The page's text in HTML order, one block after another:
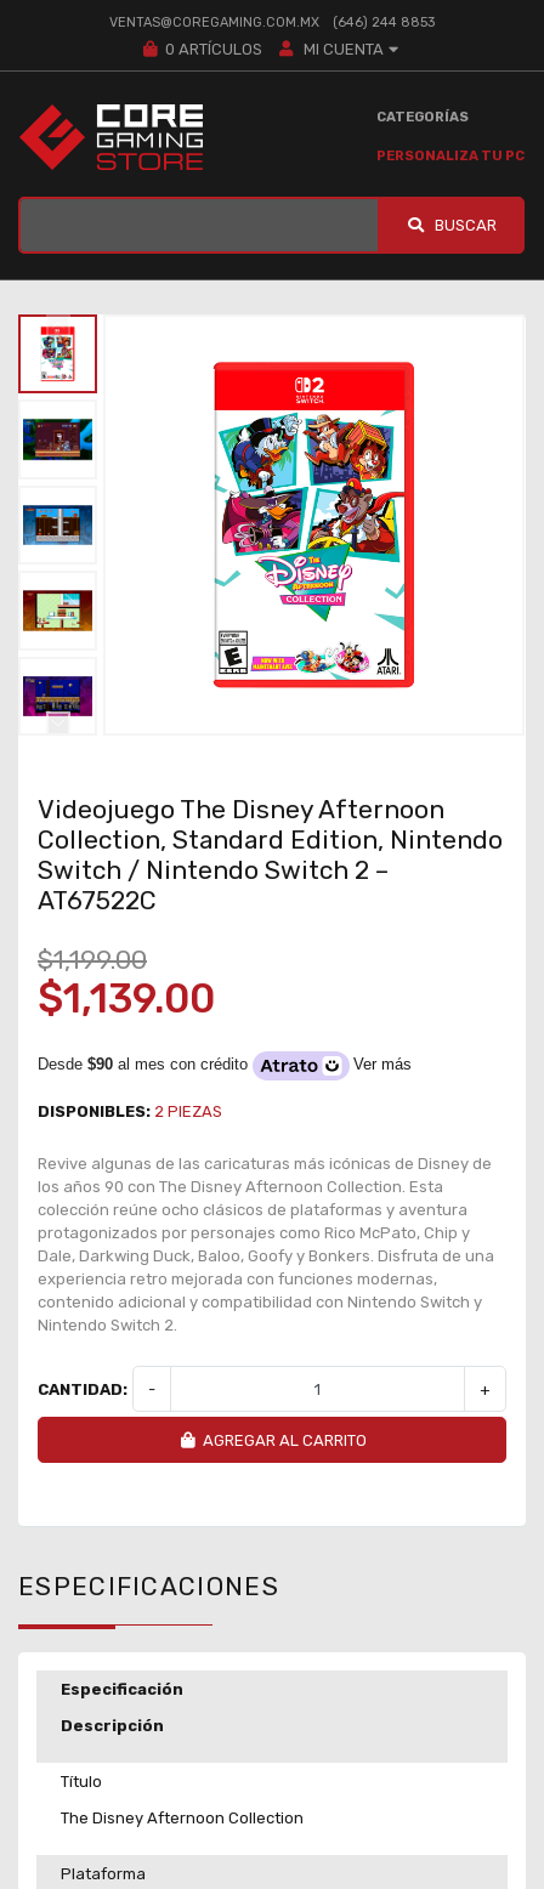
VENTAS@COREGAMING.COM.MX (646) 244 8853
0 ARTÍCULOS MI CUENTA
CATEGORÍAS
PERSONALIZA TU PC
BUSCAR
Videojuego The Disney Afternoon
Collection, Standard Edition, Nintendo
Switch / Nintendo Switch 2 –
AT67522C
$1,199.00
$1,139.00
Desde $90 al mes con crédito Ver más
DISPONIBLES: 2 PIEZAS
Revive algunas de las caricaturas más icónicas de Disney de
los años 90 con The Disney Afternoon Collection. Esta
colección reúne ocho clásicos de plataformas y aventura
protagonizados por personajes como Rico McPato, Chip y
Dale, Darkwing Duck, Baloo, Goofy y Bonkers. Disfruta de una
experiencia retro mejorada con funciones modernas,
contenido adicional y compatibilidad con Nintendo Switch y
Nintendo Switch 2.
CANTIDAD: - +
AGREGAR AL CARRITO
ESPECIFICACIONES
Especificación
Descripción
Título
The Disney Afternoon Collection
Plataforma